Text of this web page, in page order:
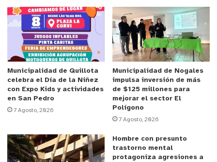
Municipalidad de Quillota
celebra el Día de la Niñez
con Expo Kids y actividades
en San Pedro
7 Agosto, 2026
Municipalidad de Nogales
impulsa inversión de más
de $125 millones para
mejorar el sector El
Polígono
7 Agosto, 2026
Hombre con presunto
trastorno mental
protagoniza agresiones a